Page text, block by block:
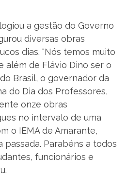
a gestão do Governo
diversas obras
dias. “Nós temos muito
além de Flávio Dino ser o
Brasil, o governador da
do Dia dos Professores,
onze obras
no intervalo de uma
o IEMA de Amarante,
passada. Parabéns a todos
funcionários e